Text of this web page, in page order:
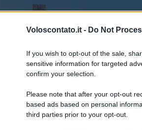
Voloscontato.it - Do Not
If you wish to opt-out of the sale,
sensitive information for targeted
confirm your selection.
Please note that after your opt-out
based ads based on personal
third parties prior to your opt-out.